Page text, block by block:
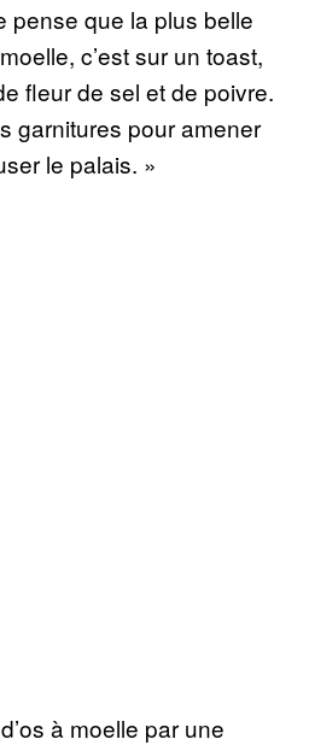
pense que la plus belle
c’est sur un toast,
fleur de sel et de poivre.
garnitures pour amener
le palais. »
à moelle par une